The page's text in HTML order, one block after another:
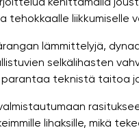
liikkumiselle
lämmittelyjä,
selkälihasten
teknistä taitoa
lihaksille, mikä